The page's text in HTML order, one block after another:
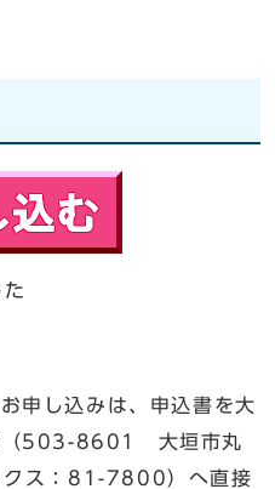
申し込みは、申込書を大
（503-8601 大垣市丸
クス：81-7800）へ直接